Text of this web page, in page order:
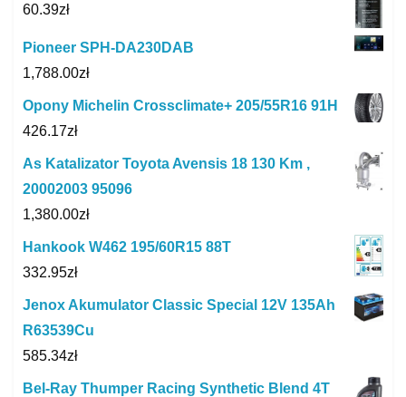
60.39zł
Pioneer SPH-DA230DAB
1,788.00zł
Opony Michelin Crossclimate+ 205/55R16 91H
426.17zł
As Katalizator Toyota Avensis 18 130 Km ,
20002003 95096
1,380.00zł
Hankook W462 195/60R15 88T
332.95zł
Jenox Akumulator Classic Special 12V 135Ah
R63539Cu
585.34zł
Bel-Ray Thumper Racing Synthetic Blend 4T